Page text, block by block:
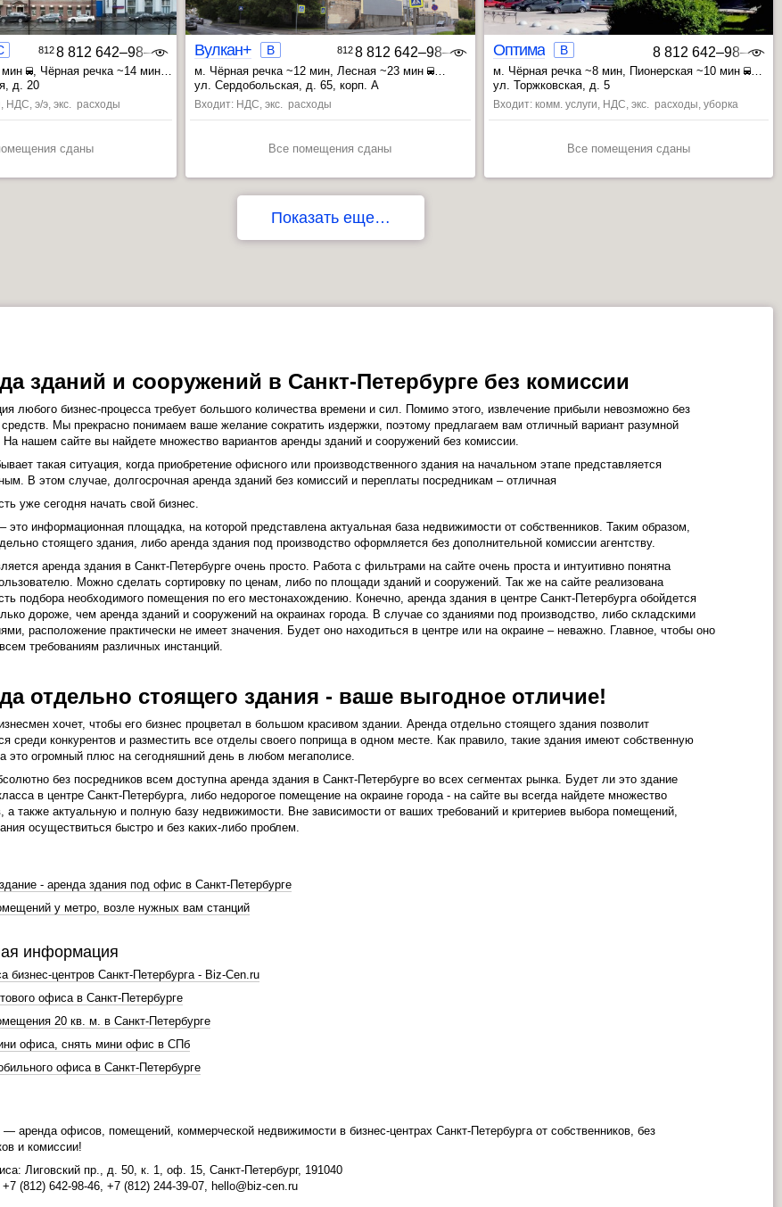
8128 812 642‒98‒46
мин
, Чёрная речка ~14 мин
д. 20
НДС, э/э, экс. расходы
сданы
Вулкан+ B 812 8 812 642‒98‒46
м. Чёрная речка ~12 мин, Лесная ~23 мин
, Пионерская ~23 мин
ул. Сердобольская, д. 65, корп. А
Входит: НДС, экс. расходы
Все помещения сданы
Оптима B 8 812 642‒98‒46
м. Чёрная речка ~8 мин, Пионерская ~10 мин
, Лесная ~15 мин
ул. Торжковская, д. 5
Входит: комм. услуги, НДС, экс. расходы, уборка
Все помещения сданы
Показать еще…
зданий и сооружений в Санкт-Петербурге без комиссии
любого бизнес-процесса требует большого количества времени и сил. Помимо этого, извлечение прибыли невозможно без
Мы прекрасно понимаем ваше желание сократить издержки, поэтому предлагаем вам отличный вариант разумной
На нашем сайте вы найдете множество вариантов аренды зданий и сооружений без комиссии.
такая ситуация, когда приобретение офисного или производственного здания на начальном этапе представляется
В этом случае, долгосрочная аренда зданий без комиссий и переплаты посредникам – отличная
уже сегодня начать свой бизнес.
это информационная площадка, на которой представлена актуальная база недвижимости от собственников. Таким образом,
стоящего здания, либо аренда здания под производство оформляется без дополнительной комиссии агентству.
аренда здания в Санкт-Петербурге очень просто. Работа с фильтрами на сайте очень проста и интуитивно понятна
Можно сделать сортировку по ценам, либо по площади зданий и сооружений. Так же на сайте реализована
подбора необходимого помещения по его местонахождению. Конечно, аренда здания в центре Санкт-Петербурга обойдется
дороже, чем аренда зданий и сооружений на окраинах города. В случае со зданиями под производство, либо складскими
расположение практически не имеет значения. Будет оно находиться в центре или на окраине – неважно. Главное, чтобы оно
требованиям различных инстанций.
отдельно стоящего здания - ваше выгодное отличие!
хочет, чтобы его бизнес процветал в большом красивом здании. Аренда отдельно стоящего здания позволит
среди конкурентов и разместить все отделы своего поприща в одном месте. Как правило, такие здания имеют собственную
а это огромный плюс на сегодняшний день в любом мегаполисе.
без посредников всем доступна аренда здания в Санкт-Петербурге во всех сегментах рынка. Будет ли это здание
в центре Санкт-Петербурга, либо недорогое помещение на окраине города - на сайте вы всегда найдете множество
а также актуальную и полную базу недвижимости. Вне зависимости от ваших требований и критериев выбора помещений,
осуществиться быстро и без каких-либо проблем.
- аренда здания под офис в Санкт-Петербурге
у метро, возле нужных вам станций
информация
бизнес-центров Санкт-Петербурга - Biz-Cen.ru
офиса в Санкт-Петербурге
20 кв. м. в Санкт-Петербурге
офиса, снять мини офис в СПб
офиса в Санкт-Петербурге
— аренда офисов, помещений, коммерческой недвижимости в бизнес-центрах Санкт-Петербурга от собственников, без
и комиссии!
Лиговский пр., д. 50, к. 1, оф. 15, Санкт-Петербург, 191040
+7 (812) 642-98-46, +7 (812) 244-39-07, hello@biz-cen.ru